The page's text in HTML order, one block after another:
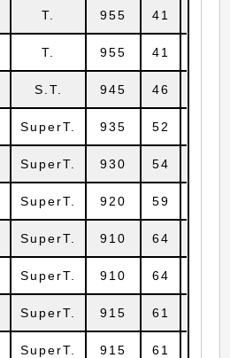
T. 955 41
T. 955 41
S.T. 945 46
SuperT. 935 52
SuperT. 930 54
SuperT. 920 59
SuperT. 910 64
SuperT. 910 64
SuperT. 915 61
SuperT. 915 61